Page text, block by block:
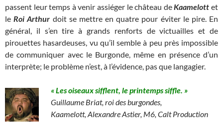
passent leur temps à venir assiéger le château de Kaamelott et
le Roi Arthur doit se mettre en quatre pour éviter le pire. En
général, il s’en tire à grands renforts de victuailles et de
pirouettes hasardeuses, vu qu’il semble à peu près impossible
de communiquer avec le Burgonde, même en présence d’un
interprète; le problème n’est, à l’évidence, pas que langagier.
« Les oiseaux sifflent, le printemps siffle. »
Guillaume Briat, roi des burgondes,
Kaamelott, Alexandre Astier, M6, Calt Production